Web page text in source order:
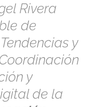
Rivera
de
y
y
de la